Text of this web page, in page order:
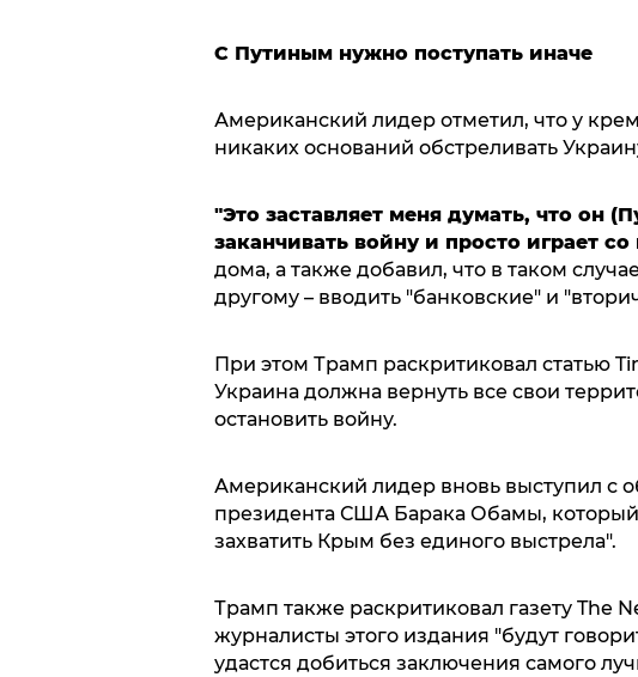
С Путиным нужно поступать иначе
Американский лидер отметил, что у
никаких оснований обстреливать
"Это заставляет меня думать, что он
заканчивать войну и просто играет
дома, а также добавил, что в таком
другому – вводить "банковские" и
При этом Трамп раскритиковал статью
Украина должна вернуть все свои
остановить войну.
Американский лидер вновь выступил с
президента США Барака Обамы,
захватить Крым без единого выстрела".
Трамп также раскритиковал газету The
журналисты этого издания "будут
удастся добиться заключения самого